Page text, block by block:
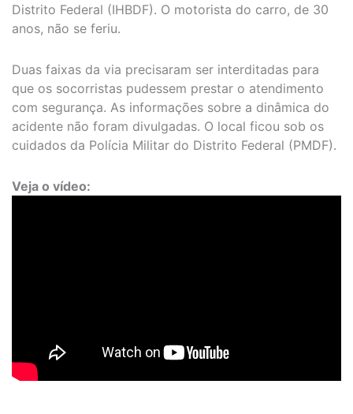
Distrito Federal (IHBDF). O motorista do carro, de 30
anos, não se feriu.
Duas faixas da via precisaram ser interditadas para
que os socorristas pudessem prestar o atendimento
com segurança. As informações sobre a dinâmica do
acidente não foram divulgadas. O local ficou sob os
cuidados da Polícia Militar do Distrito Federal (PMDF).
Veja o vídeo: